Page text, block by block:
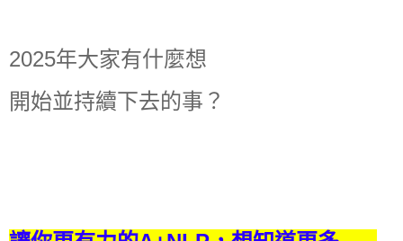
2025年大家有什麼想
開始並持續下去的事？